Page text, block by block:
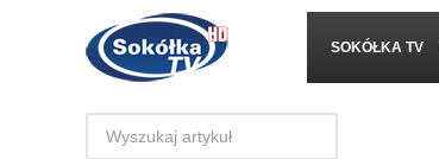
SOKÓŁKA TV